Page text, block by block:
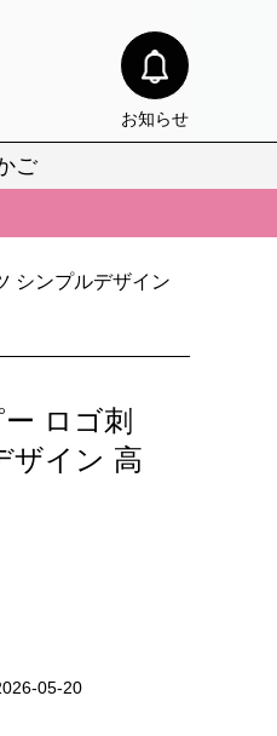
お知らせ
ご
シンプルデザイン
ロゴ刺
ザイン 高
05-20